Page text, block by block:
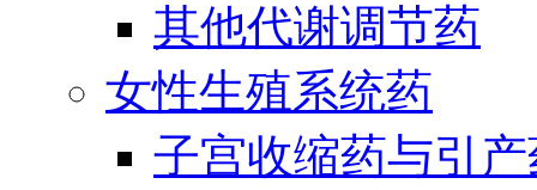
其他代谢调节药
女性生殖系统药
子宫收缩药与引